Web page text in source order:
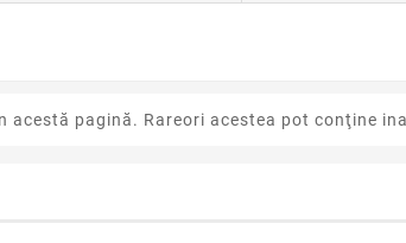
pagină. Rareori acestea pot conţine